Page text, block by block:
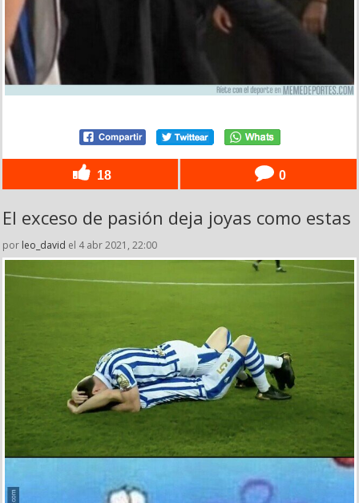
18 0
El exceso de pasión deja joyas como estas
por leo_david el 4 abr 2021, 22:00